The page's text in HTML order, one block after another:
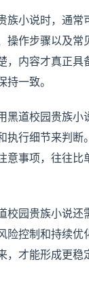
族小说时，通常
操作步骤以及常
，内容才真正具
一致。
黑道校园贵族小
执行细节来判断
意事项，往往比
校园贵族小说还
险控制和持续优
，才能形成更稳